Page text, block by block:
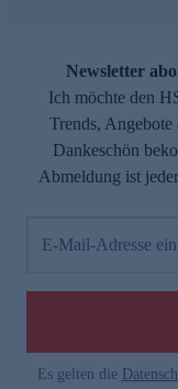
Newsletter
Ich möchte den
Trends,
Dankeschön
Abmeldung ist
E-Mail-Adresse
Es gelten die